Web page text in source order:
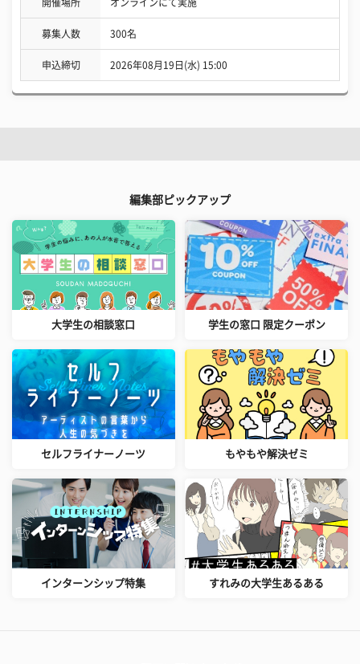
開催場所 オンラインにて実施
募集人数 300名
申込締切 2026年08月19日(水) 15:00
編集部ピックアップ
大学生の相談窓口 学生の窓口 限定クーポン
セルフライナーノーツ もやもや解決ゼミ
インターンシップ特集 すれみの大学生あるある